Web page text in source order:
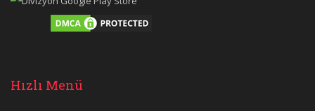
Hızlı Menü